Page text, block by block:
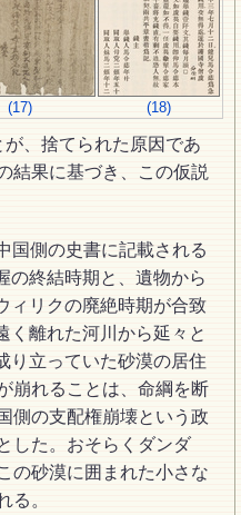
(17) (18)
、捨てられた原因であ
結果に基づき、この仮説
国側の史書に記載される
の終結時期と、遺物から
ィリクの廃絶時期が合致
く離れた河川から延々と
り立っていた砂漠の居住
崩れることは、命綱を断
側の支配権崩壊という政
した。おそらくダンダ
の砂漠に囲まれた小さな
る。